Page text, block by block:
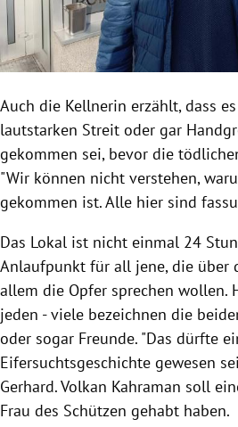
Auch die Kellnerin erzählt, dass
lautstarken Streit oder gar
gekommen sei, bevor die
"Wir können nicht verstehen,
gekommen ist. Alle hier sind
Das Lokal ist nicht einmal 24
Anlaufpunkt für all jene, die über
allem die Opfer sprechen wollen.
jeden - viele bezeichnen die
oder sogar Freunde. "Das dürfte
Eifersuchtsgeschichte gewesen
Gerhard. Volkan Kahraman soll
Frau des Schützen gehabt haben.